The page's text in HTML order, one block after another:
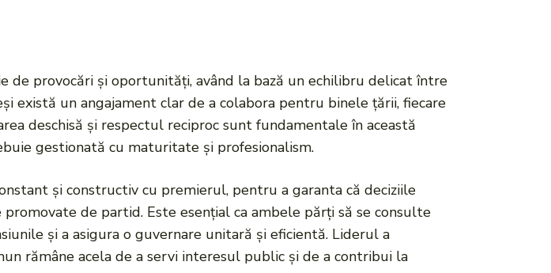
de provocări și oportunități, având la bază un echilibru delicat între
există un angajament clar de a colabora pentru binele ţării, fiecare
deschisă și respectul reciproc sunt fundamentale în această
gestionată cu maturitate și profesionalism.
și constructiv cu premierul, pentru a garanta că deciziile
de partid. Este esențial ca ambele părți să se consulte
și a asigura o guvernare unitară și eficientă. Liderul a
rămâne acela de a servi interesul public și de a contribui la